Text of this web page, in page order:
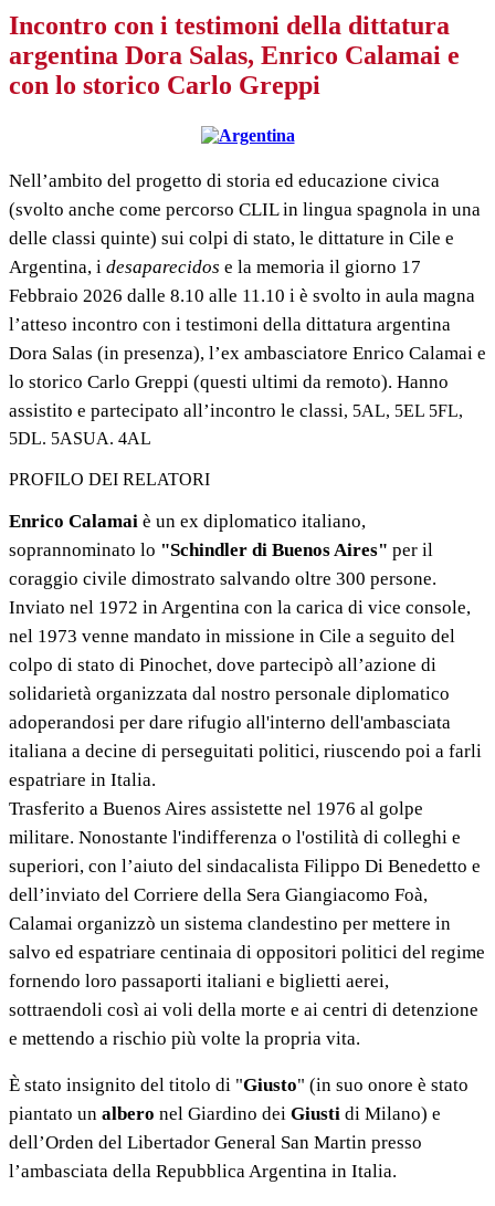
Incontro con i testimoni della dittatura
argentina Dora Salas, Enrico Calamai e
con lo storico Carlo Greppi
Nell’ambito del progetto di storia ed educazione civica
(svolto anche come percorso CLIL in lingua spagnola in una
delle classi quinte) sui colpi di stato, le dittature in Cile e
Argentina, i desaparecidos e la memoria il giorno 17
Febbraio 2026 dalle 8.10 alle 11.10 i è svolto in aula magna
l’atteso incontro con i testimoni della dittatura argentina
Dora Salas (in presenza), l’ex ambasciatore Enrico Calamai e
lo storico Carlo Greppi (questi ultimi da remoto). Hanno
assistito e partecipato all’incontro le classi, 5AL, 5EL 5FL,
5DL. 5ASUA. 4AL
PROFILO DEI RELATORI
Enrico Calamai è un ex diplomatico italiano,
soprannominato lo "Schindler di Buenos Aires" per il
coraggio civile dimostrato salvando oltre 300 persone.
Inviato nel 1972 in Argentina con la carica di vice console,
nel 1973 venne mandato in missione in Cile a seguito del
colpo di stato di Pinochet, dove partecipò all’azione di
solidarietà organizzata dal nostro personale diplomatico
adoperandosi per dare rifugio all'interno dell'ambasciata
italiana a decine di perseguitati politici, riuscendo poi a farli
espatriare in Italia.
Trasferito a Buenos Aires assistette nel 1976 al golpe
militare. Nonostante l'indifferenza o l'ostilità di colleghi e
superiori, con l’aiuto del sindacalista Filippo Di Benedetto e
dell’inviato del Corriere della Sera Giangiacomo Foà,
Calamai organizzò un sistema clandestino per mettere in
salvo ed espatriare centinaia di oppositori politici del regime
fornendo loro passaporti italiani e biglietti aerei,
sottraendoli così ai voli della morte e ai centri di detenzione
e mettendo a rischio più volte la propria vita.
È stato insignito del titolo di "Giusto" (in suo onore è stato
piantato un albero nel Giardino dei Giusti di Milano) e
dell’Orden del Libertador General San Martin presso
l’ambasciata della Repubblica Argentina in Italia.